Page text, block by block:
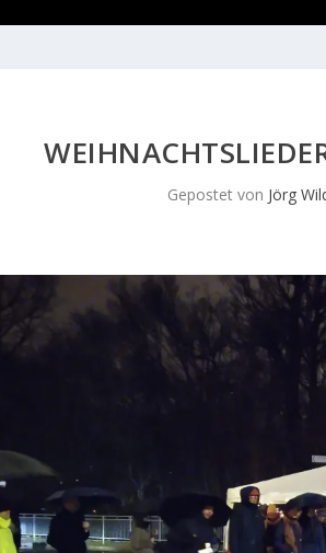
Gepostet von Jörg